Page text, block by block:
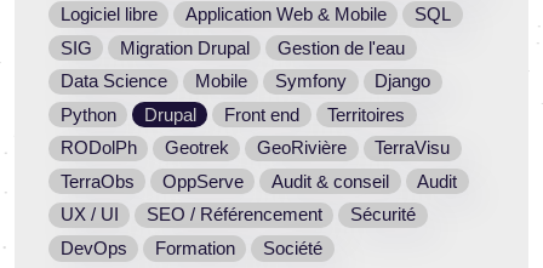
les
thèmes
qui
vous
intéressent.
Logiciel libre
Application Web & Mobile
SQL
SIG
Migration Drupal
Gestion de l'eau
Data Science
Mobile Symfony
Django
Python
Drupal Front end
Territoires
RODolPh
Geotrek GeoRivière
TerraVisu
TerraObs
OppServe Audit & conseil
Audit
UX / UI
SEO / Référencement
Sécurité
DevOps
Formation Société